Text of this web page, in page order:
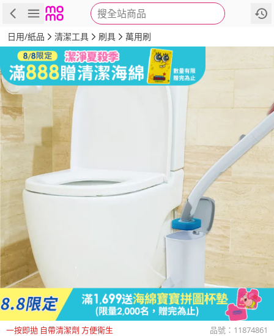
搜全站商品
商品 評價 詳情
日用/紙品 清潔工具 刷具 萬用刷
一按即拋 自帶清潔劑 方便衛生 品號： 11874861